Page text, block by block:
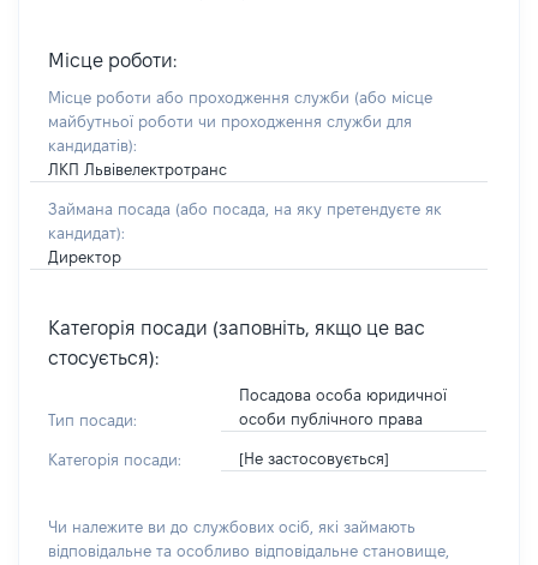
Місце роботи:
Місце роботи або проходження служби (або місце
майбутньої роботи чи проходження служби для
кандидатів):
ЛКП Львівелектротранс
Займана посада (або посада, на яку претендуєте як
кандидат):
Директор
Категорія посади (заповніть, якщо це вас
стосується):
Тип посади:
Посадова особа юридичної
особи публічного права
Категорія посади: [Не застосовується]
Чи належите ви до службових осіб, які займають
відповідальне та особливо відповідальне становище,